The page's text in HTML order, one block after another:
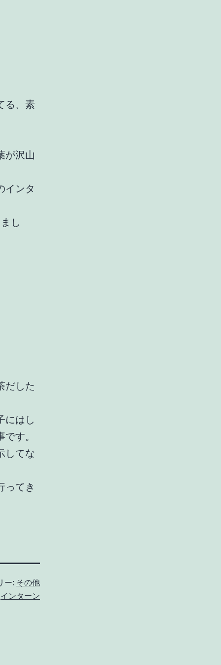
る、素
が沢山
インタ
し
だした
にはし
す。
してな
ってき
ー: その他
インターン